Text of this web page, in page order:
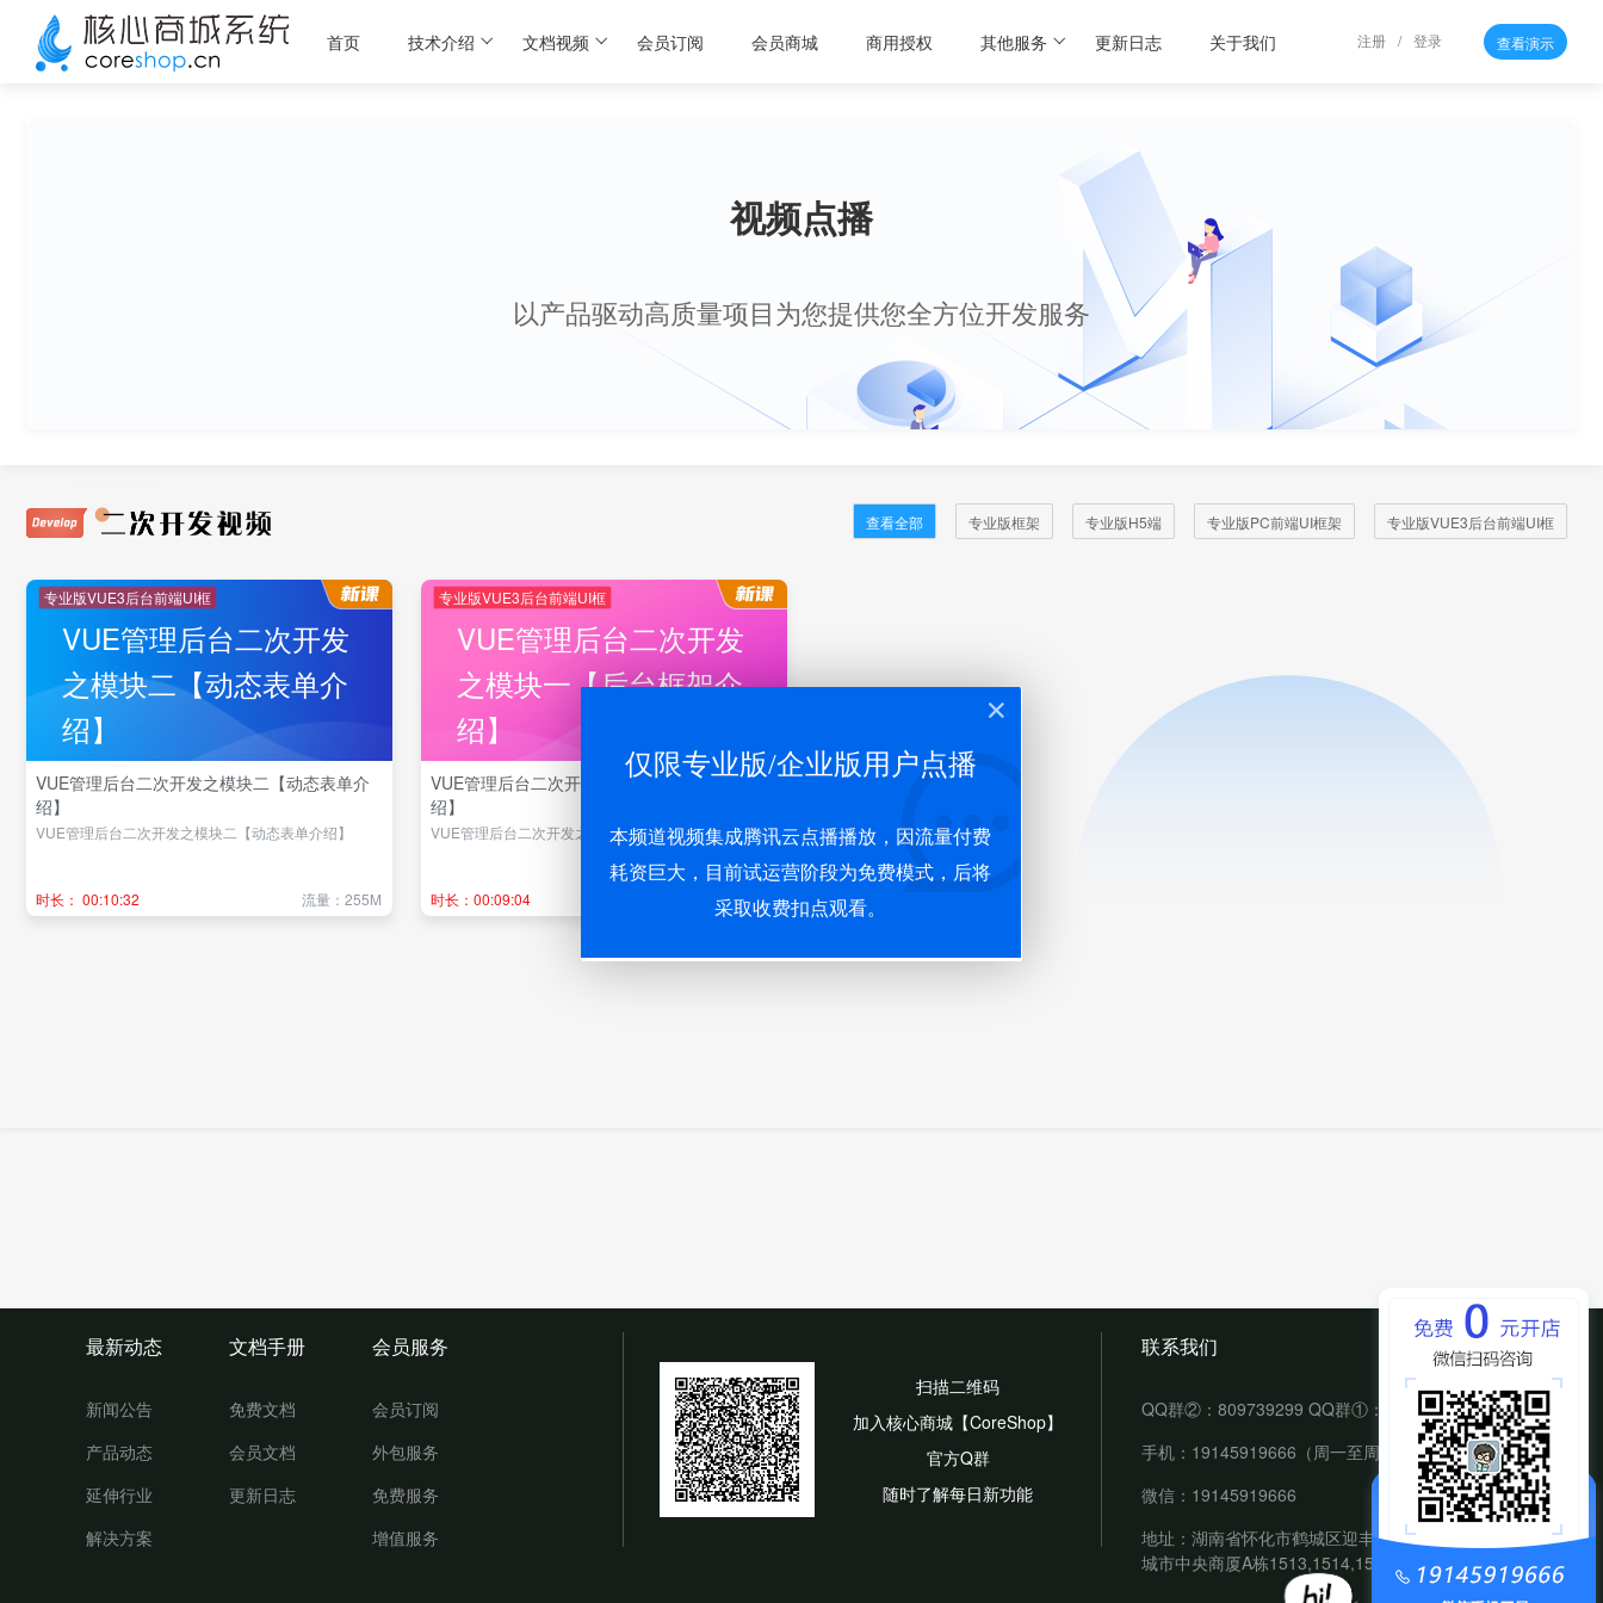
查看演示
登录
/
注册
首页 技术介绍 文档视频 会员订阅 会员商城 商用授权 其他服务 更新日志 关于我们
视频点播
以产品驱动高质量项目为您提供您全方位开发服务
查看全部 专业版框架 专业版H5端 专业版PC前端UI框架 专业版VUE3后台前端UI框
专业版VUE3后台前端UI框
VUE管理后台二次开发
之模块二【动态表单介
绍】
VUE管理后台二次开发之模块二【动态表单介
绍】
VUE管理后台二次开发之模块二【动态表单介绍】
时长： 00:10:32 流量：255M
专业版VUE3后台前端UI框
VUE管理后台二次开发
之模块一【后台框架介
绍】
VUE管理后台二次开发之模块一【后台框架介
绍】
VUE管理后台二次开发之模块一【后台框架介绍】
时长：00:09:04 流量：24M
仅限专业版/企业版用户点播
本频道视频集成腾讯云点播播放，因流量付费
耗资巨大，目前试运营阶段为免费模式，后将
采取收费扣点观看。
最新动态
新闻公告
产品动态
延伸行业
解决方案
文档手册
免费文档
会员文档
更新日志
会员服务
会员订阅
外包服务
免费服务
增值服务
扫描二维码
加入核心商城【CoreShop】
官方Q群
随时了解每日新功能
联系我们
QQ群②：809739299 QQ群①：70494974（满）
手机：19145919666（周一至周六： 9:00-18:00）
微信：19145919666
地址：湖南省怀化市鹤城区迎丰街道佳慧华盛堂
城市中央商厦A栋1513,1514,1515室